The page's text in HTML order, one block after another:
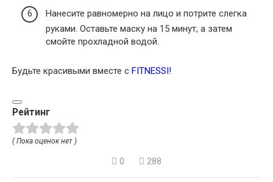
Нанесите равномерно на лицо и потрите слегка
руками. Оставьте маску на 15 минут, а затем
смойте прохладной водой.
Будьте красивыми вместе с FITNESSI!
Рейтинг
( Пока оценок нет )
0 288